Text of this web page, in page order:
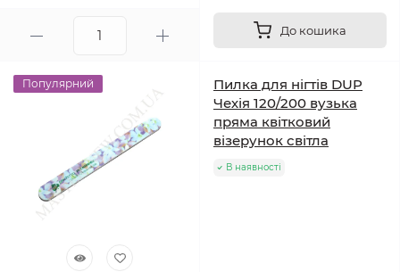
До кошика
Популярний
Пилка для нігтів DUP
Чехія 120/200 вузька
пряма квітковий
візерунок світла
В наявності